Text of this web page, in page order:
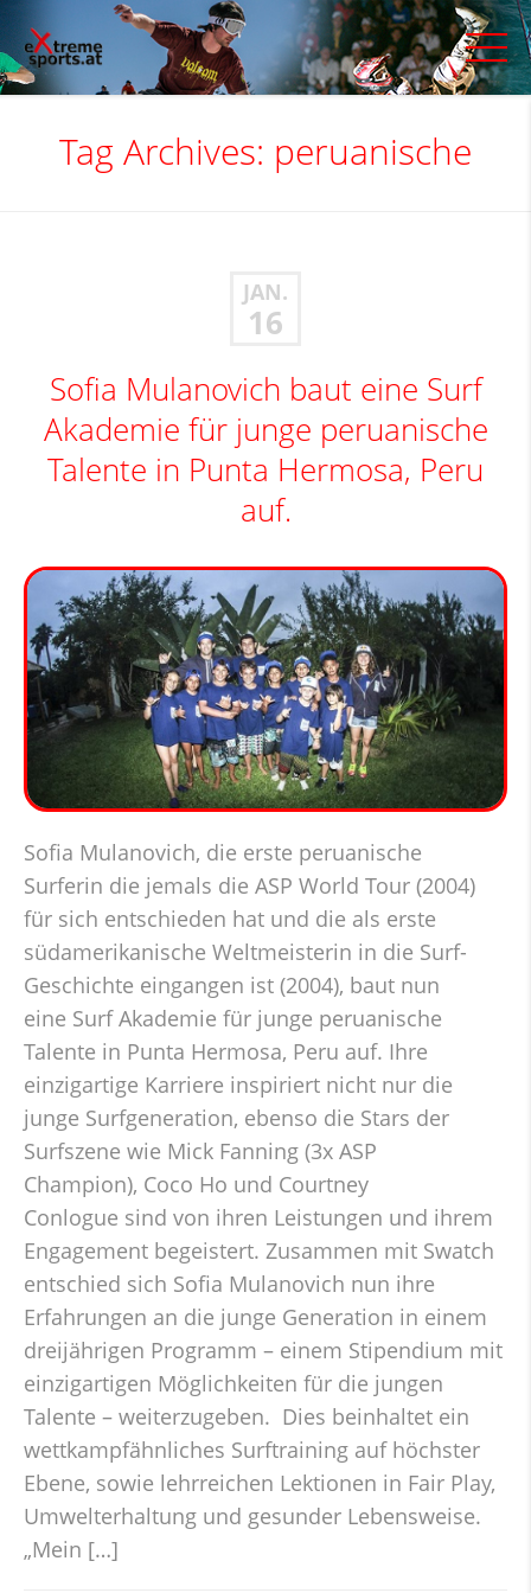
Tag Archives: peruanische
JAN.
16
Sofia Mulanovich baut eine Surf
Akademie für junge peruanische
Talente in Punta Hermosa, Peru
auf.
Sofia Mulanovich, die erste peruanische
Surferin die jemals die ASP World Tour (2004)
für sich entschieden hat und die als erste
südamerikanische Weltmeisterin in die Surf-
Geschichte eingangen ist (2004), baut nun
eine Surf Akademie für junge peruanische
Talente in Punta Hermosa, Peru auf. Ihre
einzigartige Karriere inspiriert nicht nur die
junge Surfgeneration, ebenso die Stars der
Surfszene wie Mick Fanning (3x ASP
Champion), Coco Ho und Courtney
Conlogue sind von ihren Leistungen und ihrem
Engagement begeistert. Zusammen mit Swatch
entschied sich Sofia Mulanovich nun ihre
Erfahrungen an die junge Generation in einem
dreijährigen Programm – einem Stipendium mit
einzigartigen Möglichkeiten für die jungen
Talente – weiterzugeben. Dies beinhaltet ein
wettkampfähnliches Surftraining auf höchster
Ebene, sowie lehrreichen Lektionen in Fair Play,
Umwelterhaltung und gesunder Lebensweise.
„Mein […]